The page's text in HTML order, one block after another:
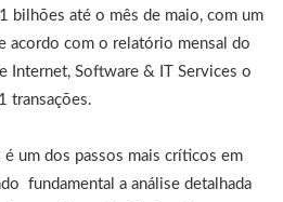
bilhões até o mês de maio, com um
acordo com o relatório mensal do
Internet, Software & IT Services o
transações.
é um dos passos mais críticos em
fundamental a análise detalhada